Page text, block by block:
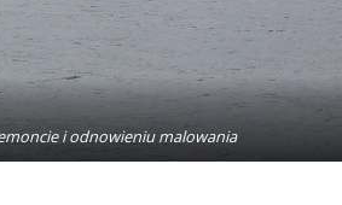
i odnowieniu malowania